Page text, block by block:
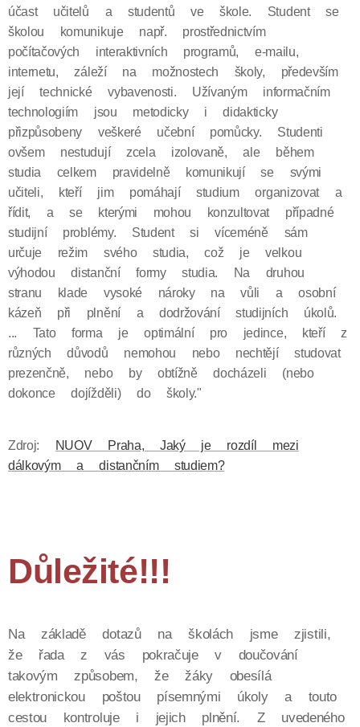
účast učitelů a studentů ve škole. Student se
školou komunikuje např. prostřednictvím
počítačových interaktivních programů, e-mailu,
internetu, záleží na možnostech školy, především
její technické vybavenosti. Užívaným informačním
technologiím jsou metodicky i didakticky
přizpůsobeny veškeré učební pomůcky. Studenti
ovšem nestudují zcela izolovaně, ale během
studia celkem pravidelně komunikují se svými
učiteli, kteří jim pomáhají studium organizovat a
řídit, a se kterými mohou konzultovat případné
studijní problémy. Student si víceméně sám
určuje režim svého studia, což je velkou
výhodou distanční formy studia. Na druhou
stranu klade vysoké nároky na vůli a osobní
kázeň při plnění a dodržování studijních úkolů.
... Tato forma je optimální pro jedince, kteří z
různých důvodů nemohou nebo nechtějí studovat
prezenčně, nebo by obtížně docházeli (nebo
dokonce dojížděli) do školy."
Zdroj: NUOV Praha, Jaký je rozdíl mezi
dálkovým a distančním studiem?
Důležité!!!
Na základě dotazů na školách jsme zjistili,
že řada z vás pokračuje v doučování
takovým způsobem, že žáky obesílá
elektronickou poštou písemnými úkoly a touto
cestou kontroluje i jejich plnění. Z uvedeného